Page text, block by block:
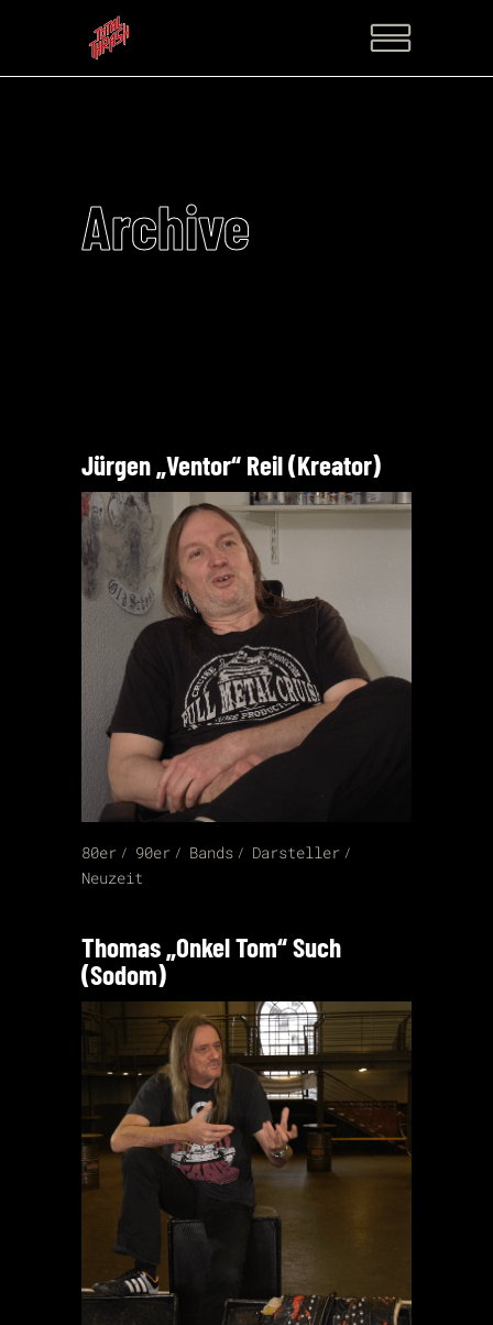
Archive
Jürgen „Ventor“ Reil (Kreator)
80er 90er Bands
Darsteller
Neuzeit
Thomas „Onkel Tom“ Such
(Sodom)